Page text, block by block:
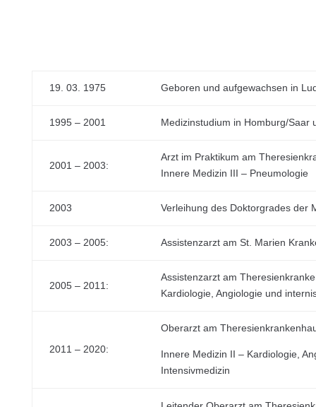
19. 03. 1975 Geboren und aufgewachsen in
1995 – 2001 Medizinstudium in Homburg/Saar
2001 – 2003:
Arzt im Praktikum am
Innere Medizin III – Pneumologie
2003 Verleihung des Doktorgrades der
2003 – 2005: Assistenzarzt am St. Marien
2005 – 2011:
Assistenzarzt am
Kardiologie, Angiologie und
2011 – 2020:
Oberarzt am
Innere Medizin II – Kardiologie,
Intensivmedizin